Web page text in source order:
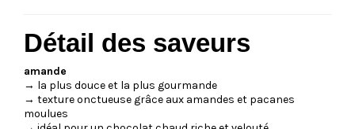
Détail des saveurs
amande
→ la plus douce et la plus gourmande
→ texture onctueuse grâce aux amandes et pacanes
moulues